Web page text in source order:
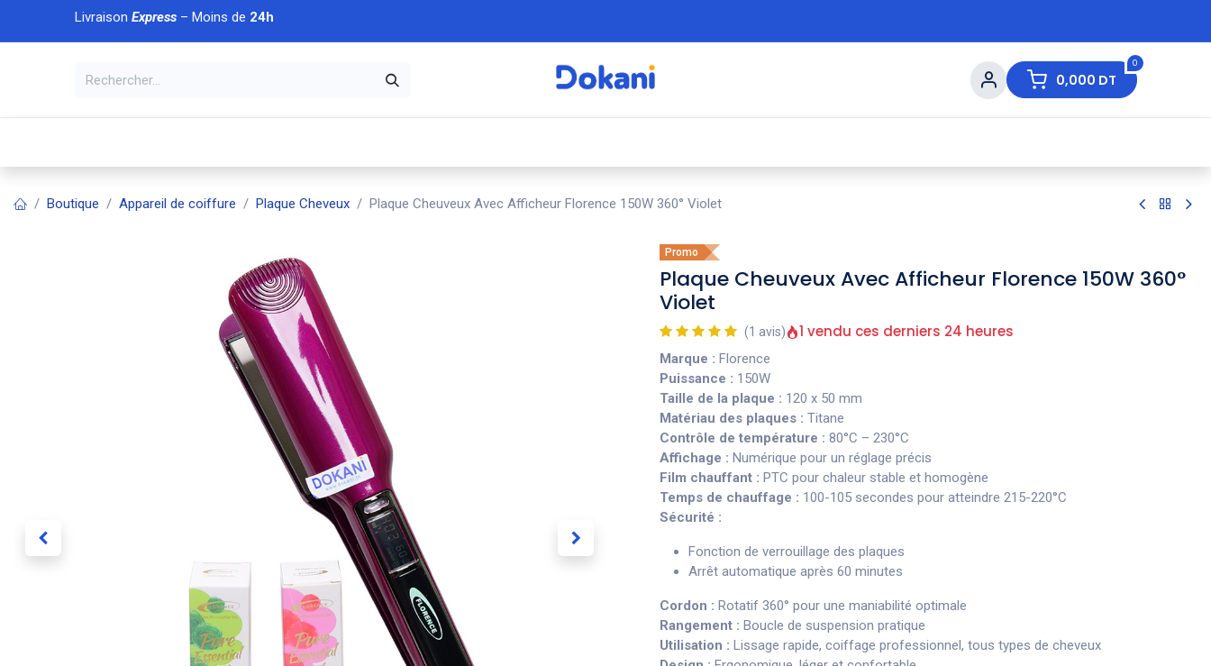
Se rendre au contenu
Livraison Express– Moins de 24h
0
0,000 DT
À DÉCOUVRIR
Boutique Appareil de coiffure Plaque Cheveux Plaque Cheuveux Avec Afficheur Florence 150W 360° Violet
Promo
Plaque Cheuveux Avec Afficheur Florence 150W 360°
Violet
(1 avis) 1 vendu ces derniers 24 heures
Marque : Florence
Puissance : 150W
Taille de la plaque : 120 x 50 mm
Matériau des plaques : Titane
Contrôle de température : 80°C – 230°C
Affichage : Numérique pour un réglage précis
Film chauffant : PTC pour chaleur stable et homogène
Temps de chauffage : 100-105 secondes pour atteindre 215-220°C
Sécurité :
Fonction de verrouillage des plaques
Arrêt automatique après 60 minutes
Cordon : Rotatif 360° pour une maniabilité optimale
Rangement : Boucle de suspension pratique
Utilisation : Lissage rapide, coiffage professionnel, tous types de cheveux